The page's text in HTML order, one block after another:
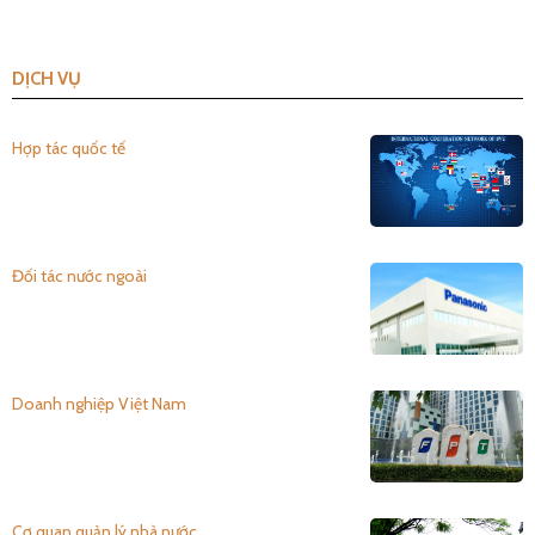
DỊCH VỤ
Hợp tác quốc tế
Đối tác nước ngoài
Doanh nghiệp Việt Nam